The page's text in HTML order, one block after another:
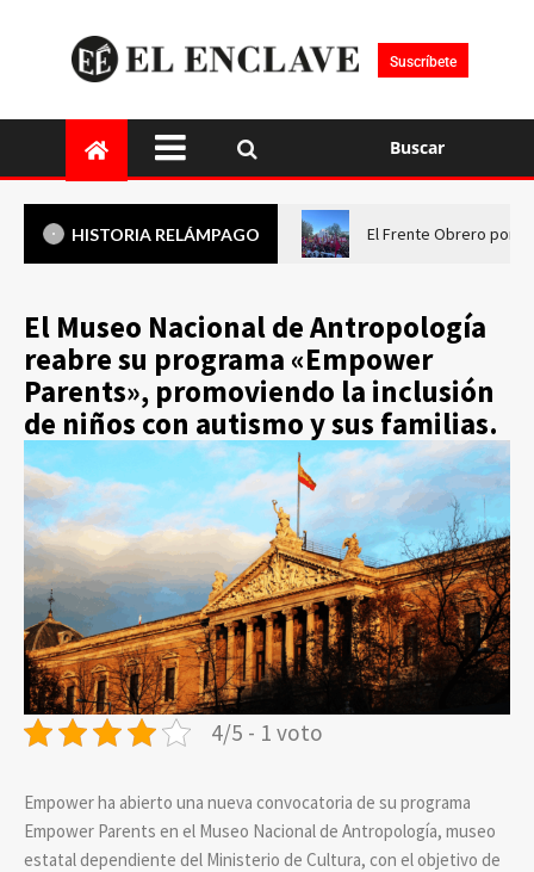
Suscríbete
Buscar
HISTORIA RELÁMPAGO El Frente Obrero pone
El Museo Nacional de Antropología
reabre su programa «Empower
Parents», promoviendo la inclusión
de niños con autismo y sus familias.
4/5 - 1 voto
Empower ha abierto una nueva convocatoria de su programa
Empower Parents en el Museo Nacional de Antropología, museo
estatal dependiente del Ministerio de Cultura, con el objetivo de